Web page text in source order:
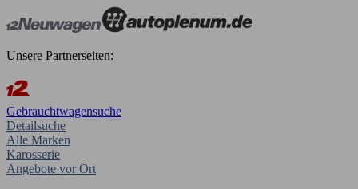
Unsere Partnerseiten:
Gebrauchtwagensuche
Detailsuche
Alle Marken
Karosserie
Angebote vor Ort